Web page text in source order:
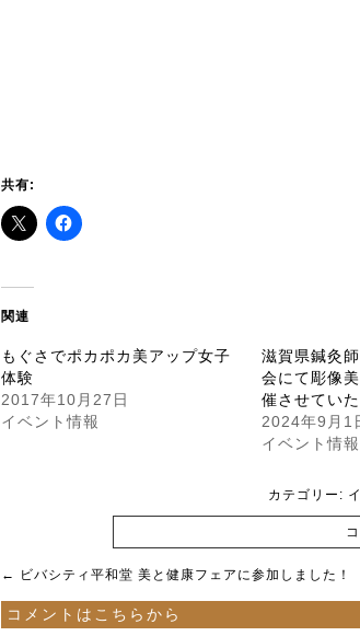
共有:
関連
もぐさでポカポカ美アップ女子
体験
2017年10月27日
イベント情報
滋賀県鍼灸
会にて彫像
催させてい
2024年9月1
イベント情報
カテゴリー:
← ビバシティ平和堂 美と健康フェアに参加しました！
コメントはこちらから